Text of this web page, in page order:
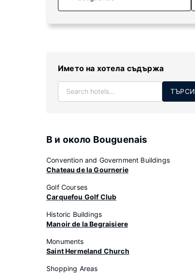
Името на хотела съдържа
ТЪРСИ
В и около Bouguenais
Convention and Government Buildings
Chateau de la Gournerie
Golf Courses
Carquefou Golf Club
Historic Buildings
Manoir de la Begraisiere
Monuments
Saint Hermeland Church
Shopping Areas